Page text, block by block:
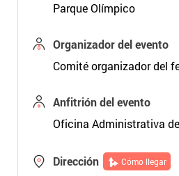
Parque Olímpico
Organizador del evento
Comité organizador del
Anfitrión del evento
Oficina Administrativa
Dirección Cómo llegar